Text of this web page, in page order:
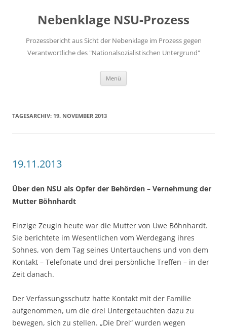
springenNebenklage NSU-Prozess
Prozessbericht aus Sicht der Nebenklage im Prozess gegen
Verantwortliche des "Nationalsozialistischen Untergrund"
Menü
TAGESARCHIV: 19. NOVEMBER 2013
19.11.2013
Über den NSU als Opfer der Behörden – Vernehmung der
Mutter Böhnhardt
Einzige Zeugin heute war die Mutter von Uwe Böhnhardt.
Sie berichtete im Wesentlichen vom Werdegang ihres
Sohnes, von dem Tag seines Untertauchens und von dem
Kontakt – Telefonate und drei persönliche Treffen – in der
Zeit danach.
Der Verfassungsschutz hatte Kontakt mit der Familie
aufgenommen, um die drei Untergetauchten dazu zu
bewegen, sich zu stellen. „Die Drei“ wurden wegen